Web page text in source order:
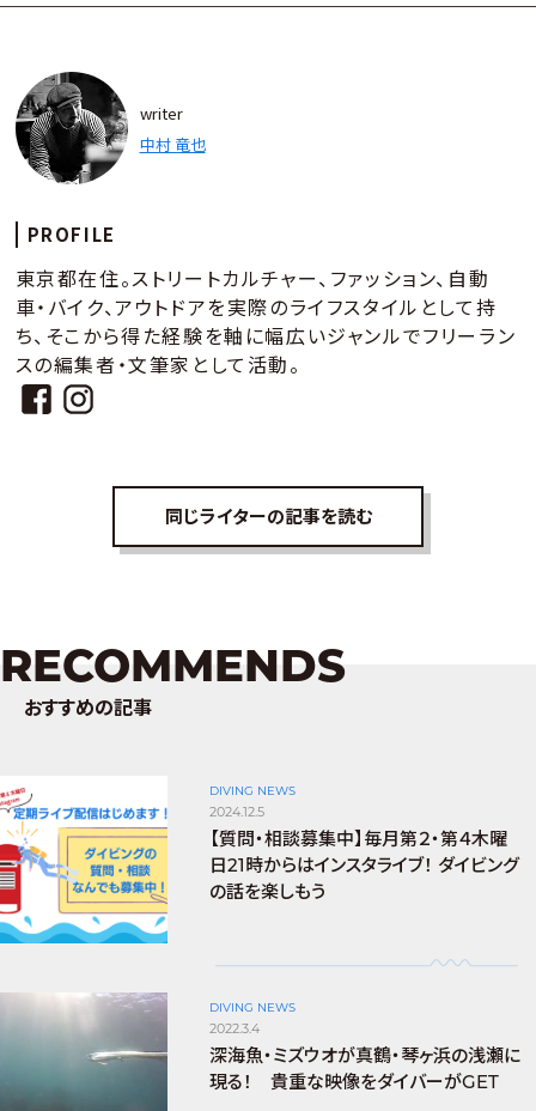
writer
中村 竜也
PROFILE
東京都在住。ストリートカルチャー、ファッション、自動
車・バイク、アウトドアを実際のライフスタイルとして持
ち、そこから得た経験を軸に幅広いジャンルでフリーラン
スの編集者・文筆家として活動。
同じライターの記事を読む
RECOMMENDS
おすすめの記事
DIVING NEWS
2024.12.5
【質問・相談募集中】毎月第２・第４木曜
日21時からはインスタライブ！ ダイビング
の話を楽しもう
DIVING NEWS
2022.3.4
深海魚・ミズウオが真鶴・琴ヶ浜の浅瀬に
現る！ 貴重な映像をダイバーがGET